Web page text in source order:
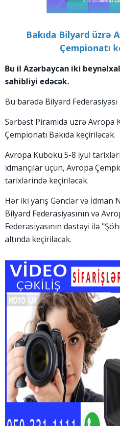
Bakıda Bilyard üzrə
Çempionatı
Bu il Azərbaycan iki
sahibliyi edəcək.
Bu barədə Bilyard Federasiyası
Sərbəst Piramida üzrə Avropa
Çempionatı Bakıda keçiriləcək.
Avropa Kuboku 5-8 iyul
idmançılar üçün, Avropa
tarixlərində keçiriləcək.
Hər iki yarış Gənclər və İdman
Bilyard Federasiyasının və
Federasiyasının dəstəyi ilə
altında keçiriləcək.